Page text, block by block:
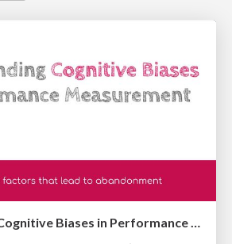
Understanding Cognitive Biases in Performance Measurement